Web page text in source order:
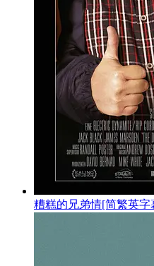
糟糕的兄弟情[简繁英字